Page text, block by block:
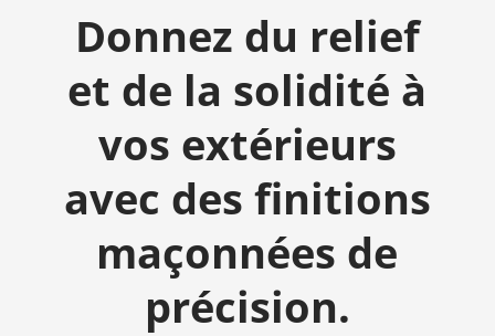
Donnez du relief
et de la solidité à
vos extérieurs
avec des finitions
maçonnées de
précision.